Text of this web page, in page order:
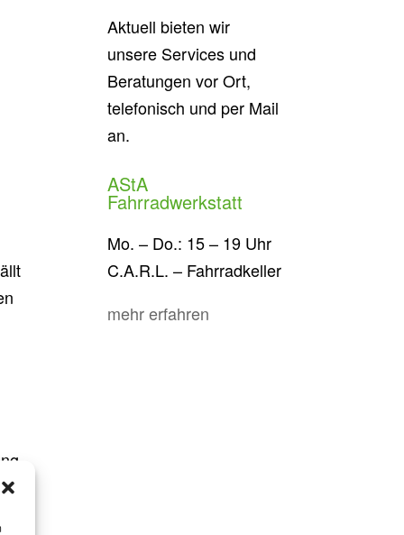
Aktuell bieten wir
unsere Services und
Beratungen vor Ort,
telefonisch und per Mail
an.
AStA
Fahrradwerkstatt
Mo. – Do.: 15 – 19 Uhr
C.A.R.L. – Fahrradkeller
mehr erfahren